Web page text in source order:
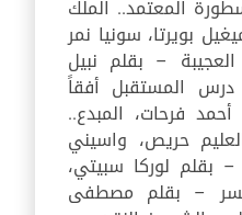
المعتمد.. الملك
بويرتا، سونيا نمر
– بقلم نبيل
درس المستقبل أفقاً
فرحات، المبدع..
حريص، واسيني
بقلم لوركا سبيتي،
– بقلم مصطفى